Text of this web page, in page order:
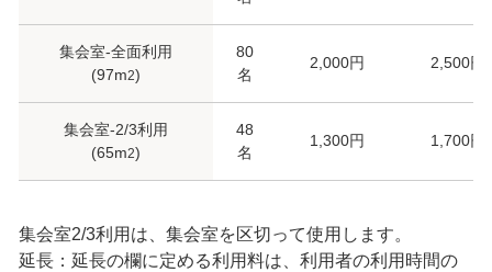
集会室-全面利用
(97m2)
80
名
2,000円 2,500円
集会室-2/3利用
(65m2)
48
名
1,300円 1,700円
集会室2/3利用は、集会室を区切って使用します。
延長：延長の欄に定める利用料は、利用者の利用時間の